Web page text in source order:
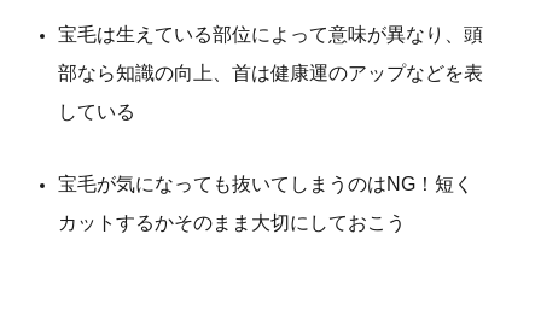
宝毛は生えている部位によって意味が異なり、頭
部なら知識の向上、首は健康運のアップなどを表
している
宝毛が気になっても抜いてしまうのはNG！短く
カットするかそのまま大切にしておこう